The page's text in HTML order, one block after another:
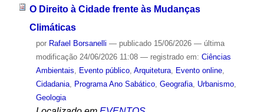
O Direito à Cidade frente às Mudanças
Climáticas
por Rafael Borsanelli — publicado15/06/2026 — última
modificação24/06/2026 11:08 — registrado em: Ciências
Ambientais
Evento público, Arquitetura, Evento online,
Cidadania, Programa Ano Sabático, Geografia, Urbanismo,
Geologia